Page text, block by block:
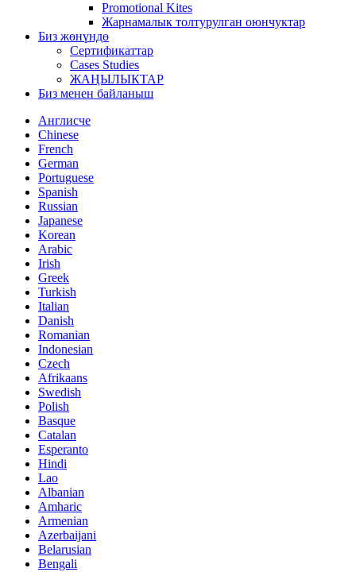
Promotional Kites
Жарнамалык толтурулган оюнчуктар
Биз жөнүндө
Сертификаттар
Cases Studies
ЖАҢЫЛЫКТАР
Биз менен байланыш
Англисче
Chinese
French
German
Portuguese
Spanish
Russian
Japanese
Korean
Arabic
Irish
Greek
Turkish
Italian
Danish
Romanian
Indonesian
Czech
Afrikaans
Swedish
Polish
Basque
Catalan
Esperanto
Hindi
Lao
Albanian
Amharic
Armenian
Azerbaijani
Belarusian
Bengali